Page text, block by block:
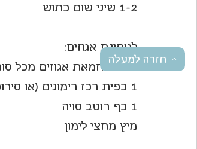
חזרה למעלה
1-2 שיני שום כתוש
לטחינת אגוזים:
60 גר' חמאת אגוזים מכל סוג (אפשר גם תערובת אגוזים)
1 כפית רכז רימונים (או סירופ מייפל או דבש)
1 כף רוטב סויה
מיץ מחצי לימון